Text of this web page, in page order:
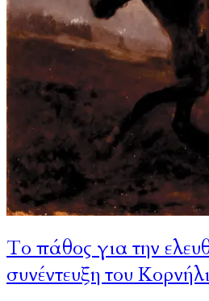
Το πάθος για την
συνέντευξη του